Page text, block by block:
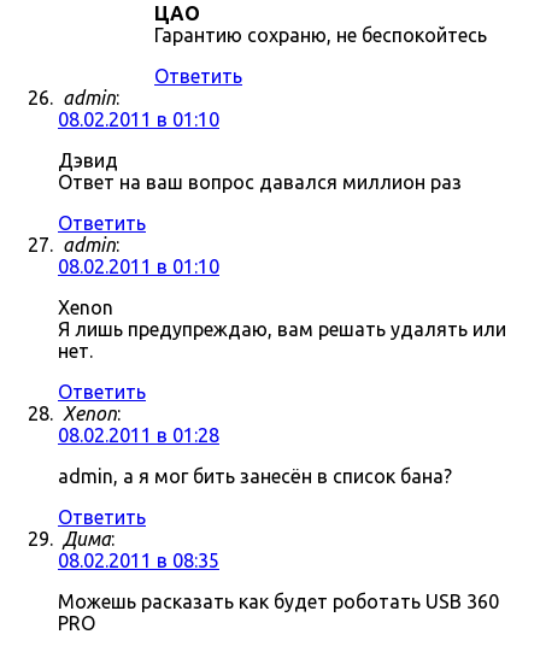
ЦАО
Гарантию сохраню, не беспокойтесь
Ответить
admin:
08.02.2011 в 01:10
Дэвид
Ответ на ваш вопрос давался миллион раз
Ответить
admin:
08.02.2011 в 01:10
Xenon
Я лишь предупреждаю, вам решать удалять или
нет.
Ответить
Xenon:
08.02.2011 в 01:28
admin, а я мог бить занесён в список бана?
Ответить
Дима:
08.02.2011 в 08:35
Можешь расказать как будет роботать USB 360
PRO